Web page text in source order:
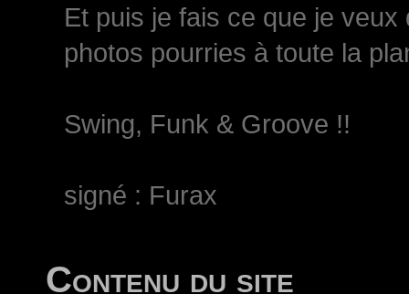
Et puis je fais ce que je
photos pourries à toute la
Swing, Funk & Groove !!
signé : Furax
Contenu du site